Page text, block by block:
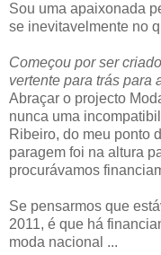
Sou uma apaixonada
se inevitavelmente no
Começou por ser
vertente para trás para
Abraçar o projecto
nunca uma
Ribeiro, do meu ponto
paragem foi na altura
procurávamos
Se pensarmos que
2011, é que há
moda nacional ...